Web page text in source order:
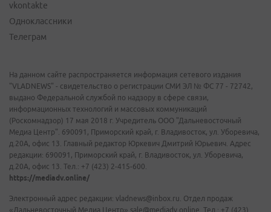
vkontakte
Одноклассники
Телеграм
На данном сайте распространяется информация сетевого издания
"VLADNEWS" - свидетельство о регистрации СМИ ЭЛ № ФС 77 - 72742,
выдано Федеральной службой по надзору в сфере связи,
информационных технологий и массовых коммуникаций
(Роскомнадзор) 17 мая 2018 г. Учредитель ООО "Дальневосточный
Медиа Центр". 690091, Приморский край, г. Владивосток, ул. Уборевича,
д.20А, офис 13. Главный редактор Юркевич Дмитрий Юрьевич. Адрес
редакции: 690091, Приморский край, г. Владивосток, ул. Уборевича,
д.20А, офис 13. Тел.: +7 (423) 2-415-600.
https://mediadv.online/
Электронный адрес редакции: vladnews@inbox.ru. Отдел продаж
«Дальневосточный Медиа Центр» sale@mediadv.online. Тел.: +7 (423)